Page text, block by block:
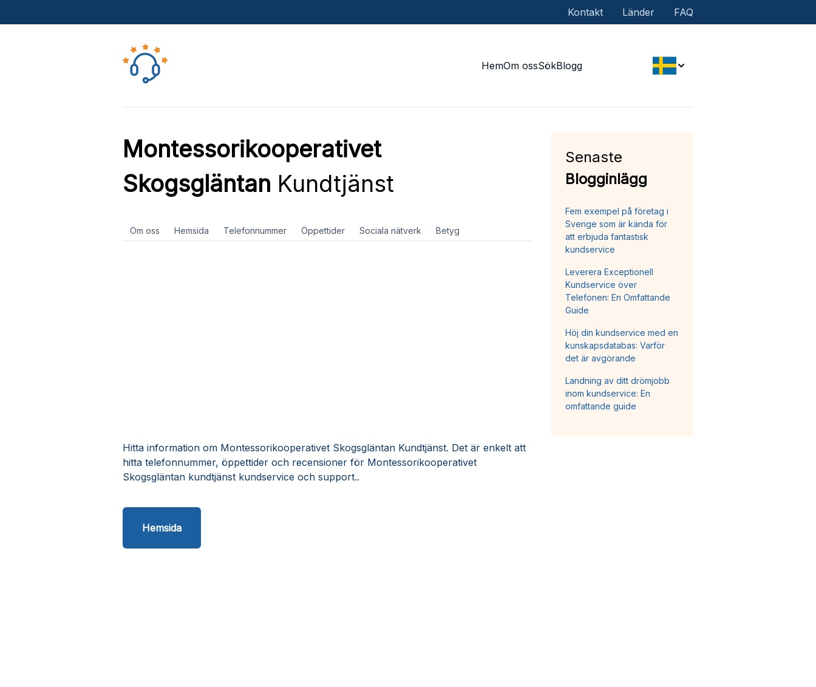
Kontakt Länder FAQ
HemOm ossSökBlogg
Montessorikooperativet
Skogsgläntan Kundtjänst
Om oss Hemsida Telefonnummer Öppettider Sociala nätverk Betyg
Hitta information om Montessorikooperativet Skogsgläntan Kundtjänst. Det är enkelt att
hitta telefonnummer, öppettider och recensioner för Montessorikooperativet
Skogsgläntan kundtjänst kundservice och support..
Hemsida
Senaste
Blogginlägg
Fem exempel på företag i
Sverige som är kända för
att erbjuda fantastisk
kundservice
Leverera Exceptionell
Kundservice över
Telefonen: En Omfattande
Guide
Höj din kundservice med en
kunskapsdatabas: Varför
det är avgörande
Landning av ditt drömjobb
inom kundservice: En
omfattande guide